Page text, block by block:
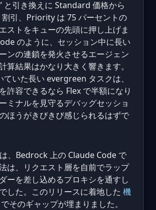
と引き換えに Standard 価格から
割引、Priority は 75 パーセントの
ストをキューの先頭に押し上げま
のように、セッション中に長い
ンの連鎖を発火させるエージェン
算結果はかなり大きく響きます。
いた長い evergreen タスクは、
許容できるなら Flex で半額になり
ミナルを見守るデバッグセッショ
ほうがきびきび感じられるはずで
、Bedrock 上の Claude Code で
は、リクエスト層を自前でラップ
ーを差し込めるプロキシを通すし
した。このリリースに着地した 機
でそのギャップが埋まりました。